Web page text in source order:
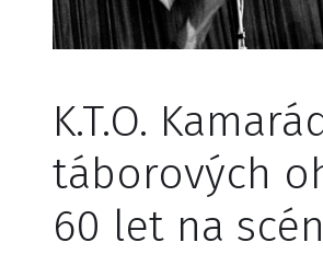
K.T.O.
táborových
60 let na